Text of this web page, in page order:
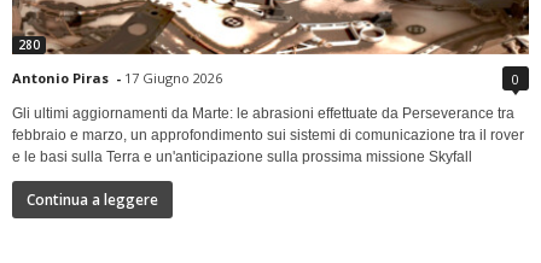
280
Antonio Piras - 17 Giugno 2026 0
Gli ultimi aggiornamenti da Marte: le abrasioni effettuate da Perseverance tra
febbraio e marzo, un approfondimento sui sistemi di comunicazione tra il rover
e le basi sulla Terra e un'anticipazione sulla prossima missione Skyfall
Continua a leggere